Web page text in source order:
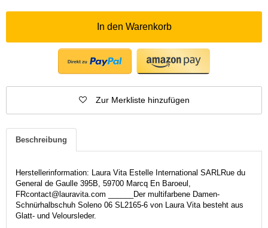
In den Warenkorb
Zur Merkliste hinzufügen
Beschreibung
Herstellerinformation: Laura Vita Estelle International SARLRue du
General de Gaulle 395B, 59700 Marcq En Baroeul,
FRcontact@lauravita.com ______Der multifarbene Damen-
Schnürhalbschuh Soleno 06 SL2165-6 von Laura Vita besteht aus
Glatt- und Veloursleder.